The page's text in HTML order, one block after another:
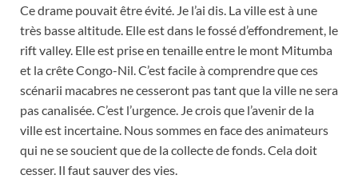
Ce drame pouvait être évité. Je l’ai dis. La ville est à une
très basse altitude. Elle est dans le fossé d’effondrement, le
rift valley. Elle est prise en tenaille entre le mont Mitumba
et la crête Congo-Nil. C’est facile à comprendre que ces
scénarii macabres ne cesseront pas tant que la ville ne sera
pas canalisée. C’est l’urgence. Je crois que l’avenir de la
ville est incertaine. Nous sommes en face des animateurs
qui ne se soucient que de la collecte de fonds. Cela doit
cesser. Il faut sauver des vies.